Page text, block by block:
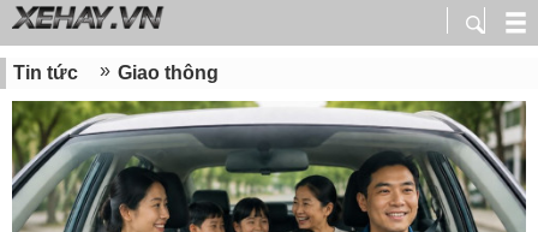
Tin tức Giao thông